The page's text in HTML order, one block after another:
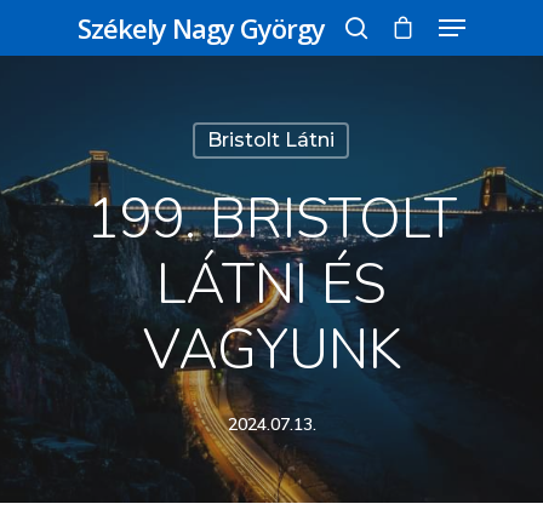
Üss egy entert a kereséshez, vagy nyomd
meg az ESC gombot a bezáráshoz
Székely Nagy György
Bristolt Látni
199. BRISTOLT
LÁTNI ÉS
VAGYUNK
2024.07.13.